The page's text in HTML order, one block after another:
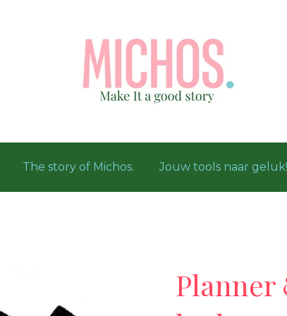
The story of Michos. Jouw tools naar geluk!
Planner